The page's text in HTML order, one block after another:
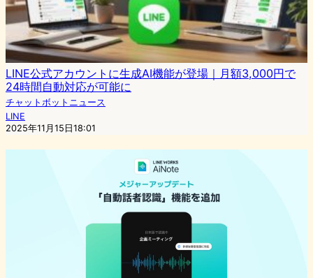
LINE公式アカウントに生成AI機能が登場｜月額3,000円で
24時間自動対応が可能に
チャットボットニュース
LINE
2025年11月15日18:01